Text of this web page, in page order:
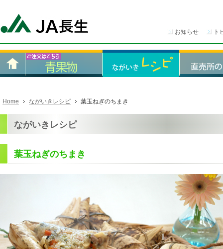
お知らせ ト
Home ながいきレシピ 葉玉ねぎのちまき
ながいきレシピ
葉玉ねぎのちまき